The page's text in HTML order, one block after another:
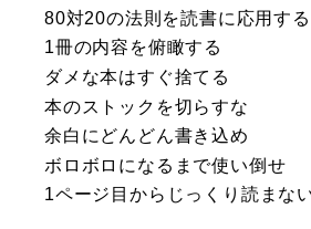
80対20の法則を読書に応用する
1冊の内容を俯瞰する
ダメな本はすぐ捨てる
本のストックを切らすな
余白にどんどん書き込め
ボロボロになるまで使い倒せ
1ページ目からじっくり読まな